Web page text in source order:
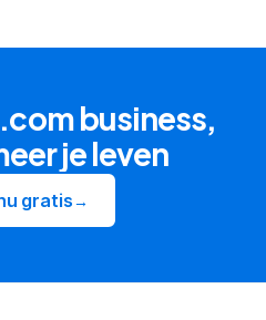
business,
je leven
gratis→